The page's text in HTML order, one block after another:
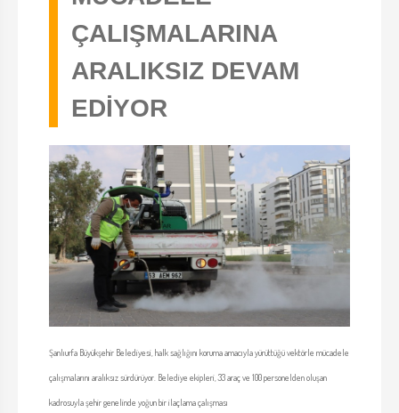
ÇALIŞMALARINA
ARALIKSIZ DEVAM
EDİYOR
Şanlıurfa Büyükşehir Belediyesi, halk sağlığını koruma amacıyla yürüttüğü vektörle mücadele
çalışmalarını aralıksız sürdürüyor. Belediye ekipleri, 33 araç ve 100 personelden oluşan
kadrosuyla şehir genelinde yoğun bir ilaçlama çalışması